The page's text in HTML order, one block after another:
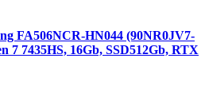
FA506NCR-HN044 (90NR0JV7-
7 7435HS, 16Gb, SSD512Gb, RTX